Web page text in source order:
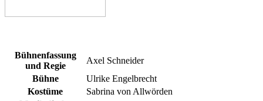
Bühnenfassung
und Regie
Axel Schneider
Bühne
Ulrike Engelbrecht
Kostüme
Sabrina von Allwörden